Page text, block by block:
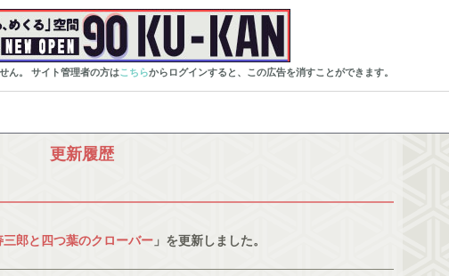
ん。 サイト管理者の方はこちらからログインすると、この広告を消すことができます。
更新履歴
三郎と四つ葉のクローバー 」を更新しました。